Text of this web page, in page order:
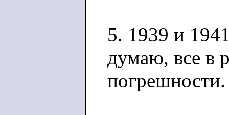
5. 1939 и
думаю, все в
погрешности.